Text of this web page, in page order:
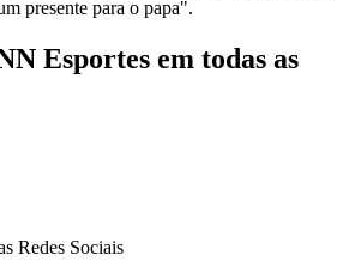
presente para o papa".
Esportes em todas as
Redes Sociais